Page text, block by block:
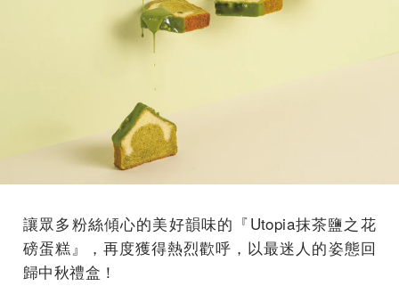
讓眾多粉絲傾心的美好韻味的『Utopia抹茶鹽之花
磅蛋糕』，再度獲得熱烈歡呼，以最迷人的姿態回
歸中秋禮盒！